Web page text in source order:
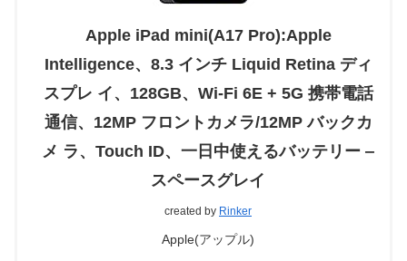
Apple iPad mini(A17 Pro):Apple
Intelligence、8.3 インチ Liquid Retina ディ
スプレ イ、128GB、Wi-Fi 6E + 5G 携帯電話
通信、12MP フロントカメラ/12MP バックカ
メ ラ、Touch ID、一日中使えるバッテリー ‒
スペースグレイ
created by Rinker
Apple(アップル)